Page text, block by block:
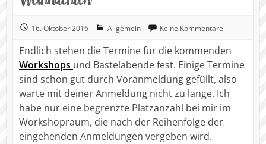
16. Oktober 2016 Allgemein Keine Kommentare
Endlich stehen die Termine für die kommenden
Workshops und Bastelabende fest. Einige Termine
sind schon gut durch Voranmeldung gefüllt, also
warte mit deiner Anmeldung nicht zu lange. Ich
habe nur eine begrenzte Platzanzahl bei mir im
Workshopraum, die nach der Reihenfolge der
eingehenden Anmeldungen vergeben wird.